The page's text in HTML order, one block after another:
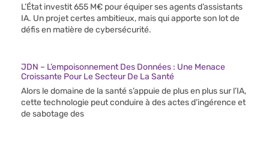
L’État investit 655 M€ pour équiper ses agents d’assistants
IA. Un projet certes ambitieux, mais qui apporte son lot de
défis en matière de cybersécurité.
JDN – L’empoisonnement Des Données : Une Menace
Croissante Pour Le Secteur De La Santé
Alors le domaine de la santé s’appuie de plus en plus sur l’IA,
cette technologie peut conduire à des actes d’ingérence et
de sabotage des